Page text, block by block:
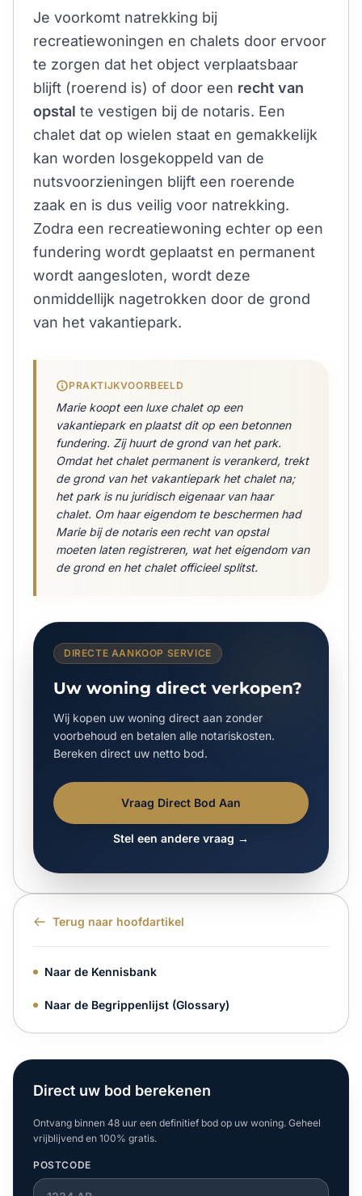
Terug naar hoofdartikel
Naar de Kennisbank
Naar de Begrippenlijst (Glossary)
Direct uw bod berekenen
Ontvang binnen 48 uur een definitief bod op uw woning. Geheel
vrijblijvend en 100% gratis.
POSTCODE
Je voorkomt natrekking bij
recreatiewoningen en chalets door ervoor
te zorgen dat het object verplaatsbaar
blijft (roerend is) of door een recht van
opstal te vestigen bij de notaris. Een
chalet dat op wielen staat en gemakkelijk
kan worden losgekoppeld van de
nutsvoorzieningen blijft een roerende
zaak en is dus veilig voor natrekking.
Zodra een recreatiewoning echter op een
fundering wordt geplaatst en permanent
wordt aangesloten, wordt deze
onmiddellijk nagetrokken door de grond
van het vakantiepark.
PRAKTIJKVOORBEELD
Marie koopt een luxe chalet op een
vakantiepark en plaatst dit op een betonnen
fundering. Zij huurt de grond van het park.
Omdat het chalet permanent is verankerd, trekt
de grond van het vakantiepark het chalet na;
het park is nu juridisch eigenaar van haar
chalet. Om haar eigendom te beschermen had
Marie bij de notaris een recht van opstal
moeten laten registreren, wat het eigendom van
de grond en het chalet officieel splitst.
DIRECTE AANKOOP SERVICE
Uw woning direct verkopen?
Wij kopen uw woning direct aan zonder
voorbehoud en betalen alle notariskosten.
Bereken direct uw netto bod.
Vraag Direct Bod Aan
Stel een andere vraag →